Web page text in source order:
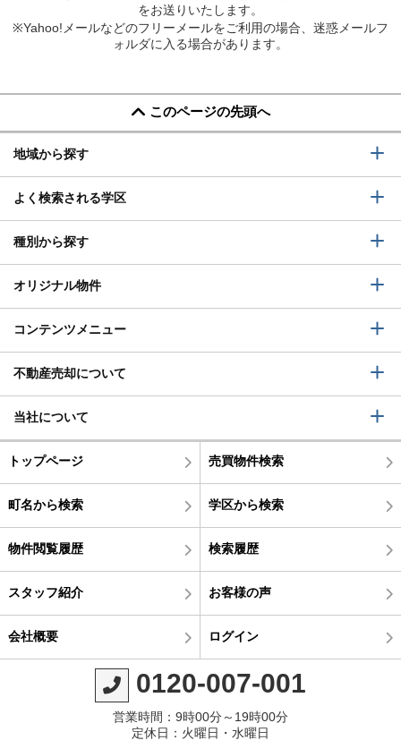
をお送りいたします。
※Yahoo!メールなどのフリーメールをご利用の場合、迷惑メールフ
ォルダに入る場合があります。
このページの先頭へ
地域から探す
よく検索される学区
種別から探す
オリジナル物件
コンテンツメニュー
不動産売却について
当社について
トップページ 売買物件検索
町名から検索 学区から検索
物件閲覧履歴 検索履歴
スタッフ紹介 お客様の声
会社概要 ログイン
0120-007-001
営業時間：9時00分～19時00分
定休日：火曜日・水曜日